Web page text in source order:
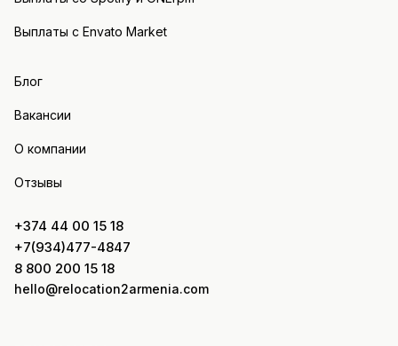
Выплаты с Envato Market
Блог
Вакансии
О компании
Отзывы
+374 44 00 15 18
+7(934)477-4847
8 800 200 15 18
hello@relocation2armenia.com